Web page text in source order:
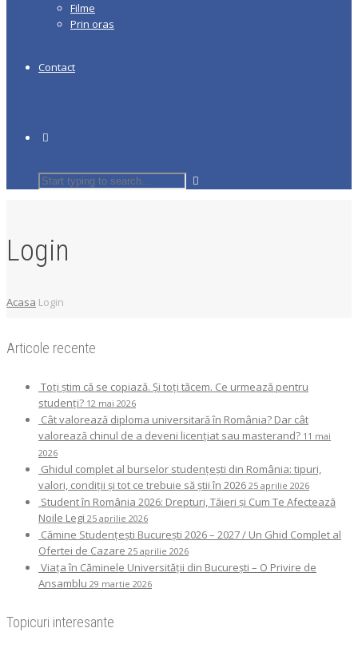
Filme
Prin oras
Contact
Login
Acasa Login
Articole recente
Toți știm că se copiază. Și toți tăcem. Ce urmează pentru
studenți? 12 mai 2026
Cât valorează diploma universitară în România? Dar cât
valorează chinul de a deveni licențiat sau masterand? 11 mai
2026
Ghidul complet al burselor studențești din România: tipuri,
valori, condiții și tot ce trebuie să știi în 2026 25 aprilie 2026
Student în România 2026: Drepturi, Tăieri și Cum Te Afectează
Noile Legi 25 aprilie 2026
Cămine Studențești București 2026 – 2027 / Un Ghid Complet al
Ofertei de Cazare 25 aprilie 2026
Viața în Căminele Universității din București – O Privire de
Ansamblu 29 martie 2026
Topicuri interesante